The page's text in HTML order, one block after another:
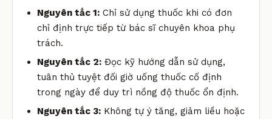
Nguyên tắc 1: Chỉ sử dụng thuốc khi có đơn
chỉ định trực tiếp từ bác sĩ chuyên khoa phụ
trách.
Nguyên tắc 2: Đọc kỹ hướng dẫn sử dụng,
tuân thủ tuyệt đối giờ uống thuốc cố định
trong ngày để duy trì nồng độ thuốc ổn định.
Nguyên tắc 3: Không tự ý tăng, giảm liều hoặc